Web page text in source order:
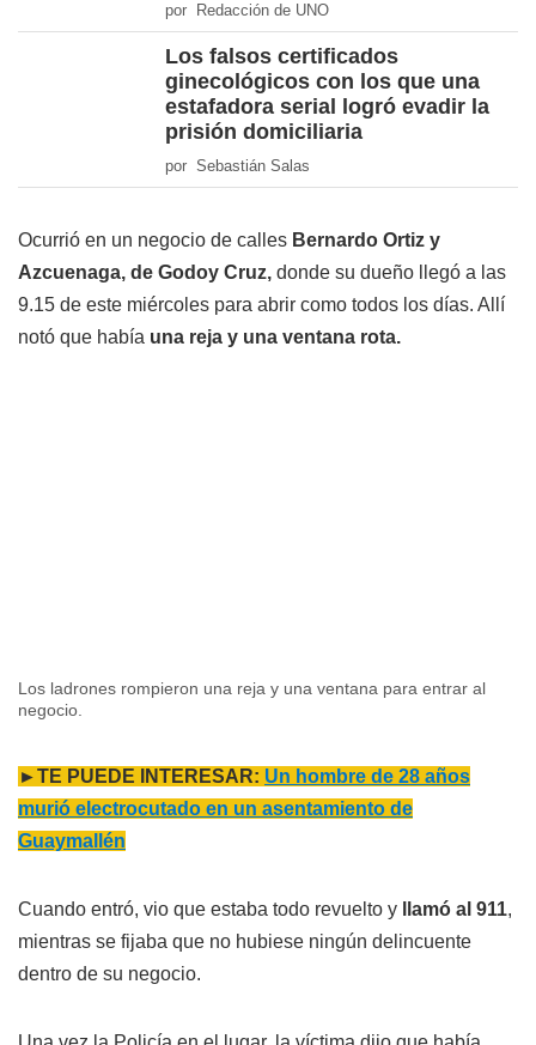
por Redacción de UNO
Los falsos certificados
ginecológicos con los que una
estafadora serial logró evadir la
prisión domiciliaria
por Sebastián Salas
Ocurrió en un negocio de calles Bernardo Ortiz y
Azcuenaga, de Godoy Cruz, donde su dueño llegó a las
9.15 de este miércoles para abrir como todos los días. Allí
notó que había una reja y una ventana rota.
Los ladrones rompieron una reja y una ventana para entrar al
negocio.
►TE PUEDE INTERESAR: Un hombre de 28 años
murió electrocutado en un asentamiento de
Guaymallén
Cuando entró, vio que estaba todo revuelto y llamó al 911,
mientras se fijaba que no hubiese ningún delincuente
dentro de su negocio.